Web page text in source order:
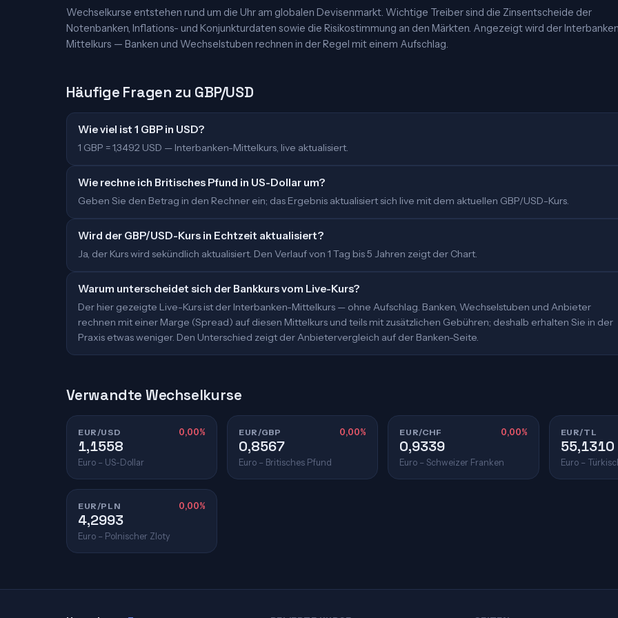
Wechselkurse entstehen rund um die Uhr am globalen Devisenmarkt. Wichtige Treiber sind die Zinsentscheide der
Notenbanken, Inflations- und Konjunkturdaten sowie die Risikostimmung an den Märkten. Angezeigt wird der
Mittelkurs — Banken und Wechselstuben rechnen in der Regel mit einem Aufschlag.
Häufige Fragen zu GBP/USD
Wie viel ist 1 GBP in USD?
1 GBP = 1,3492 USD — Interbanken-Mittelkurs, live aktualisiert.
Wie rechne ich Britisches Pfund in US-Dollar um?
Geben Sie den Betrag in den Rechner ein; das Ergebnis aktualisiert sich live mit dem aktuellen GBP/USD-Kurs.
Wird der GBP/USD-Kurs in Echtzeit aktualisiert?
Ja, der Kurs wird sekündlich aktualisiert. Den Verlauf von 1 Tag bis 5 Jahren zeigt der Chart.
Warum unterscheidet sich der Bankkurs vom Live-Kurs?
Der hier gezeigte Live-Kurs ist der Interbanken-Mittelkurs — ohne Aufschlag. Banken, Wechselstuben und Anbieter
rechnen mit einer Marge (Spread) auf diesen Mittelkurs und teils mit zusätzlichen Gebühren; deshalb erhalten Sie in der
Praxis etwas weniger. Den Unterschied zeigt der Anbietervergleich auf der Banken-Seite.
Verwandte Wechselkurse
EUR/USD 0,00%
1,1558
Euro – US-Dollar
EUR/GBP 0,00%
0,8567
Euro – Britisches Pfund
EUR/CHF 0,00%
0,9339
Euro – Schweizer Franken
EUR/TL
55,1310
Euro –
EUR/PLN 0,00%
4,2993
Euro – Polnischer Zloty